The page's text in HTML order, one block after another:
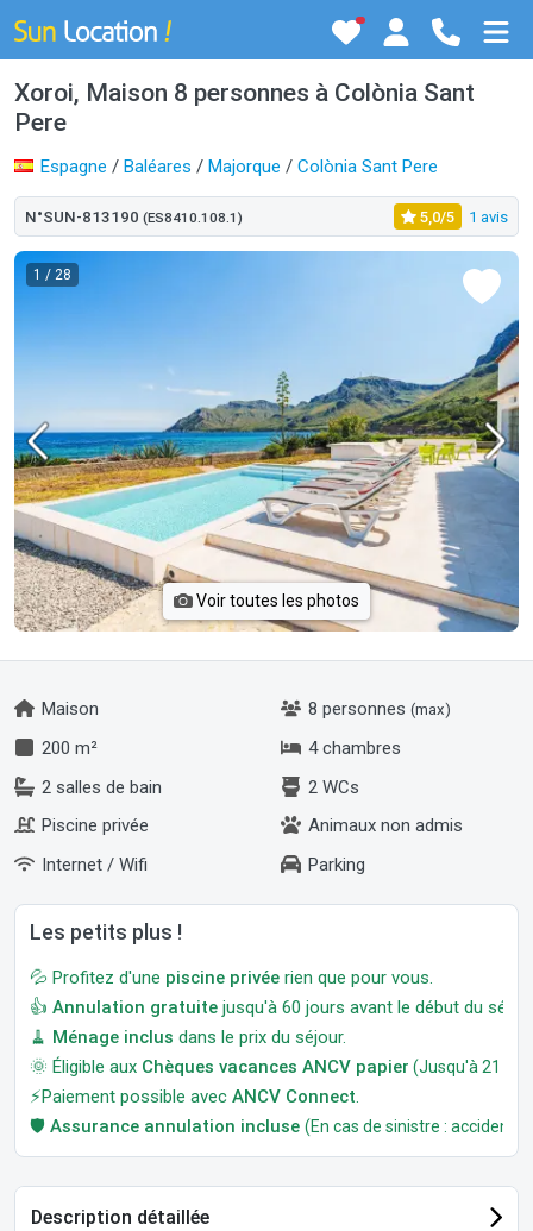
Xoroi, Maison 8 personnes à Colònia Sant
Pere
Espagne / Baléares / Majorque / Colònia Sant Pere
N°SUN-813190 (ES8410.108.1) 5,0/5 1 avis
1 / 28
Voir toutes les photos
Maison 8 personnes (max)
200 m²
4 chambres
2 salles de bain
2 WCs
Piscine privée
Animaux non admis
Internet / Wifi
Parking
Les petits plus !
💦 Profitez d'une piscine privée rien que pour vous.
👍 Annulation gratuite jusqu'à 60 jours avant le début du
🧹 Ménage inclus dans le prix du séjour.
🌞 Éligible aux Chèques vacances ANCV papier (Jusqu'à 21
⚡Paiement possible avec ANCV Connect.
🛡️ Assurance annulation incluse (En cas de sinistre : accident,
Description détaillée